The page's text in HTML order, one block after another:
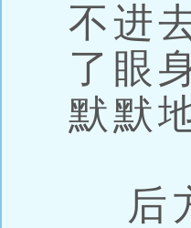
不进
了眼
默默
后